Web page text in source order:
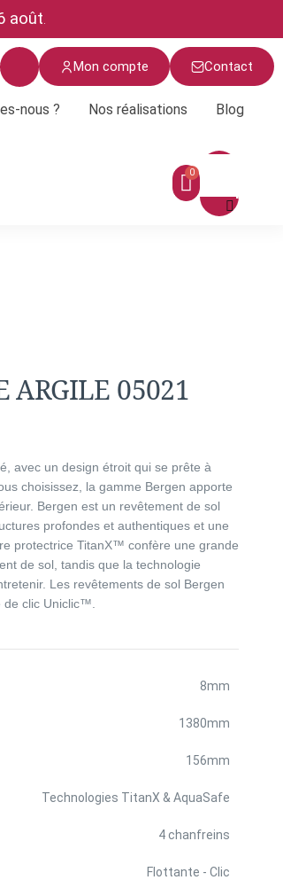
août.
Mon compte Contact
nous ? Nos réalisations Blog
Menu
ARGILE 05021
avec un design étroit qui se prête à
choisissez, la gamme Bergen apporte
Bergen est un revêtement de sol
profondes et authentiques et une
protectrice TitanX™ confère une grande
de sol, tandis que la technologie
Les revêtements de sol Bergen
de clic Uniclic™.
8mm
1380mm
156mm
Technologies TitanX & AquaSafe
4 chanfreins
Flottante - Clic